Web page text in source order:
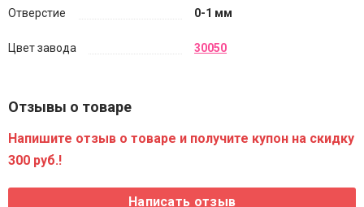
Отверстие 0-1 мм
Цвет завода 30050
Отзывы о товаре
Напишите отзыв о товаре и получите купон на скидку
300 руб.!